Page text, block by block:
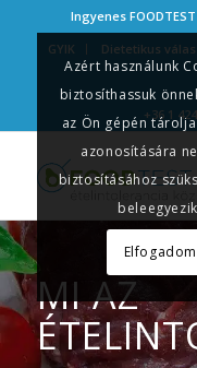
Ingyenes
GYIK
Dietetikus
+36 1
MI AZ
Azért használunk
biztosíthassuk
az Ön gépén
azonosítására
biztosításához
Elfogadom